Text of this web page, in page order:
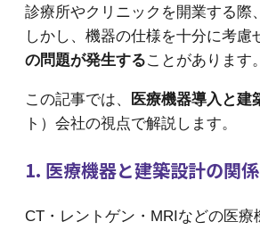
診療所やクリニックを開業する際
しかし、機器の仕様を十分に考慮
の問題が発生することがあります。
この記事では、 医療機器導入と建
ト）会社の視点で解説します。
1. 医療機器と建築設計の関
CT・レントゲン・MRIなどの医